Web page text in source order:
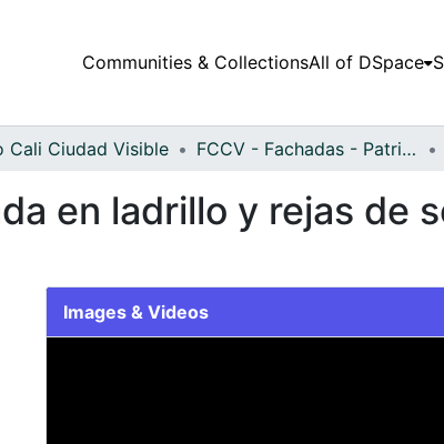
Communities & CollectionsAll of DSpace
Cali Ciudad Visible FCCV - Fachadas - Patrimonial
en ladrillo y rejas de
Images & Videos